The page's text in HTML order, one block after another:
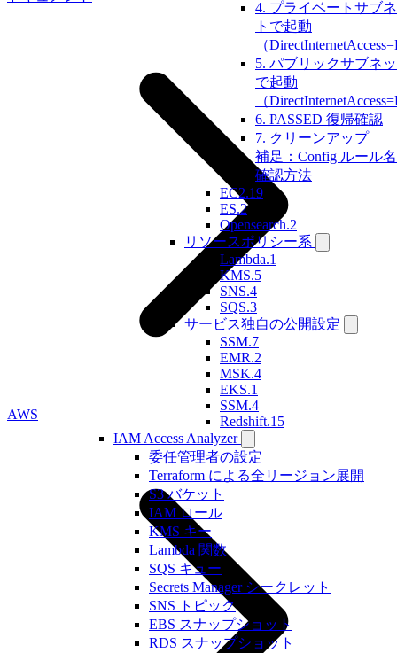
4. プライベートサブ
トで起動
（
5. パブリックサブネ
で起動
（
6. PASSED 復帰確認
7. クリーンアップ
補足：Config ルール
確認方法
EC2.19
ES.2
Opensearch.2
リソースポリシー系
Lambda.1
KMS.5
SNS.4
SQS.3
サービス独自の公開設定
SSM.7
EMR.2
MSK.4
EKS.1
SSM.4
Redshift.15
IAM Access Analyzer
委任管理者の設定
Terraform による全リージョン展開
S3 バケット
IAM ロール
KMS キー
Lambda 関数
SQS キュー
Secrets Manager シークレット
SNS トピック
EBS スナップショット
RDS スナップショット
AWS